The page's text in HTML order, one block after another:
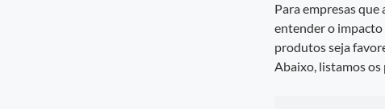
Para empresas
entender o
produtos seja
Abaixo, listamos